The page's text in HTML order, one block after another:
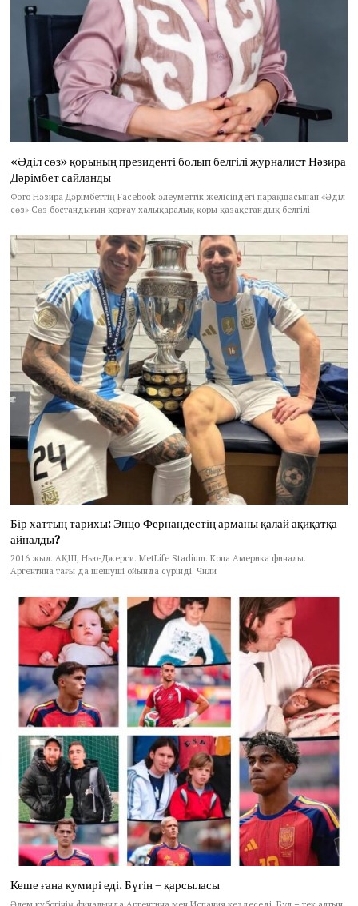
«Әділ сөз» қорының президенті болып белгілі журналист Нәзира
Дәрімбет сайланды
Фото Нәзира Дәрімбеттің Facebook әлеуметтік желісіндегі парақшасынан «Әділ
сөз» Сөз бостандығын қорғау халықаралық қоры қазақстандық белгілі
Бір хаттың тарихы: Энцо Фернандестің арманы қалай ақиқатқа
айналды?
2016 жыл. АҚШ, Нью-Джерси. MetLife Stadium. Копа Америка финалы.
Аргентина тағы да шешуші ойында сүрінді. Чили
Кеше ғана кумирі еді. Бүгін – қарсыласы